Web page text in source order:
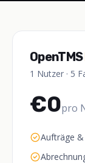
OpenTMS
1 Nutzer · 5
€0pro
Aufträge